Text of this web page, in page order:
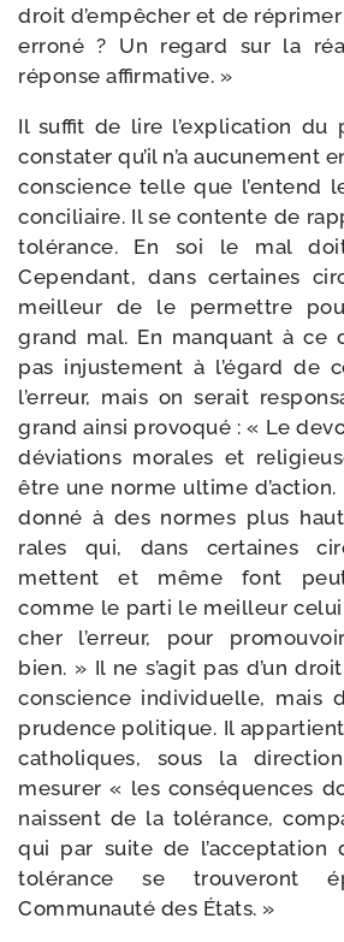
droit d’empêcher et de
erro­né ? Un regard sur la
réponse affirmative. »
Il suf­fit de lire l’explication du
consta­ter qu’il n’a aucu­ne­ment
conscience telle que l’entend
con­ci­liaire. Il se contente de
tolé­rance. En soi le mal
Cependant, dans cer­taines
meilleur de le per­mettre
grand mal. En man­quant à ce
pas injus­te­ment à l’égard de
l’erreur, mais on serait
grand ain­si pro­vo­qué : « Le
dévia­tions morales et
être une norme ultime
don­né à des normes plus
rales qui, dans cer­taines
mettent et même font
comme le par­ti le meilleur
cher l’erreur, pour
bien. » Il ne s’agit pas d’un
conscience indi­vi­duelle, mais
pru­dence poli­tique. Il appar­tient
catho­liques, sous la
mesu­rer « les consé­quences
naissent de la tolé­rance,
qui par suite de
tolé­rance se trou­ve­ront
Communauté des États. »